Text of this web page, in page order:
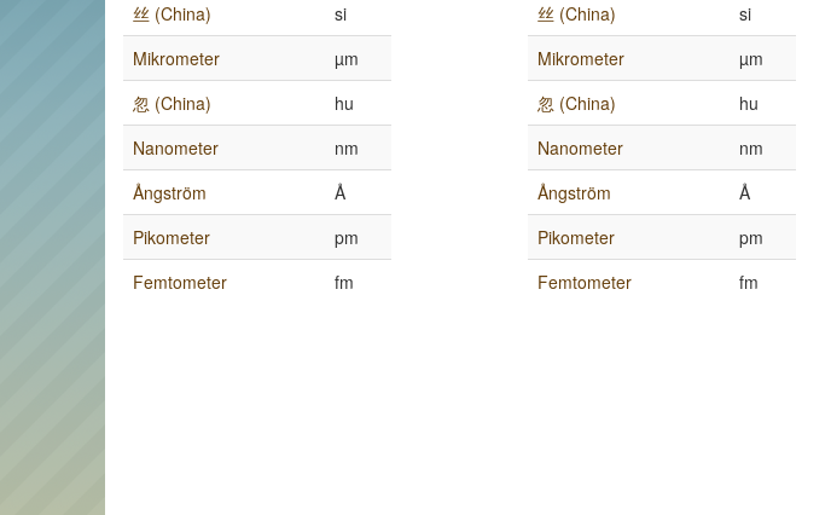
丝 (China)
si
Mikrometer
µm
忽 (China)
hu
Nanometer
nm
Ångström
Å
Pikometer
pm
Femtometer
fm
丝 (China)
si
Mikrometer
µm
忽 (China)
hu
Nanometer
nm
Ångström
Å
Pikometer
pm
Femtometer
fm